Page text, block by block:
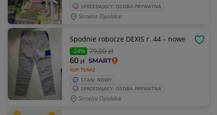
SPRZEDAJĄCY: OSOBA PRYWATNA
Strzelce Opolskie
Spodnie robocze DEXIS r. 44 – nowe
-24% 79,00 zł
KUP TERAZ
60zł
STAN: NOWY
SPRZEDAJĄCY: OSOBA PRYWATNA
Strzelce Opolskie